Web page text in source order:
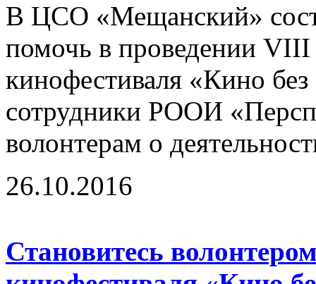
В ЦСО «Мещанский»
помочь в проведении
кинофестиваля «Кино
сотрудники РООИ
волонтерам о
26.10.2016
Становитесь